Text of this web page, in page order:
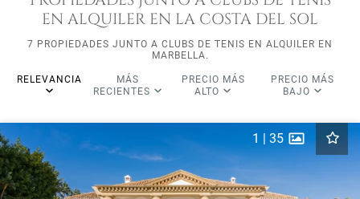
EN ALQUILER EN LA COSTA DEL SOL
7 PROPIEDADES JUNTO A CLUBS DE TENIS EN ALQUILER EN
MARBELLA.
RELEVANCIA
MÁS
RECIENTES
PRECIO MÁS
ALTO
PRECIO MÁS
BAJO
1 | 35